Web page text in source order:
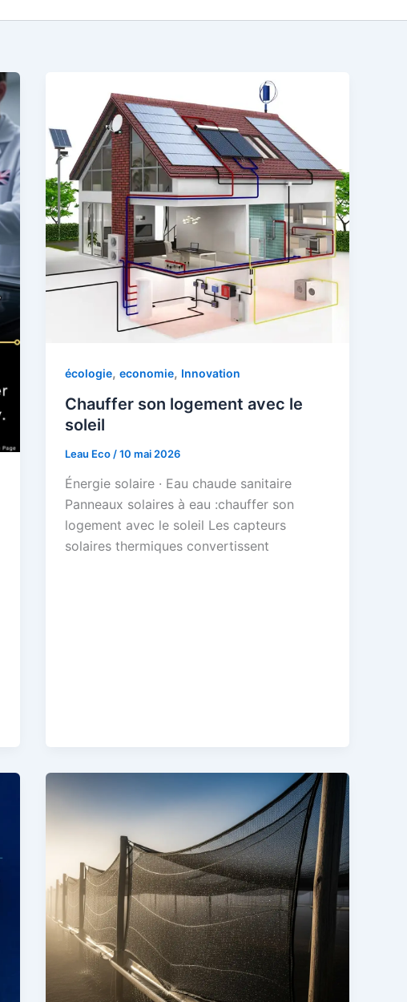
écologie,economie, Innovation
Chauffer son logement avec le
soleil
Leau Eco /10 mai 2026
Énergie solaire · Eau chaude sanitaire
Panneaux solaires à eau :chauffer son
logement avec le soleil Les capteurs
solaires thermiques convertissent